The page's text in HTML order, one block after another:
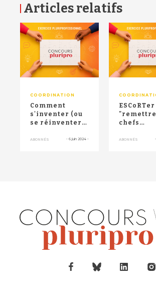
Articles relatifs
COORDINATION
Comment
s'inventer (ou
se réinventer)
des
ABONNÉS - 6 juin 2024 -
"remettre
chefs
dans des
ABONNÉS -